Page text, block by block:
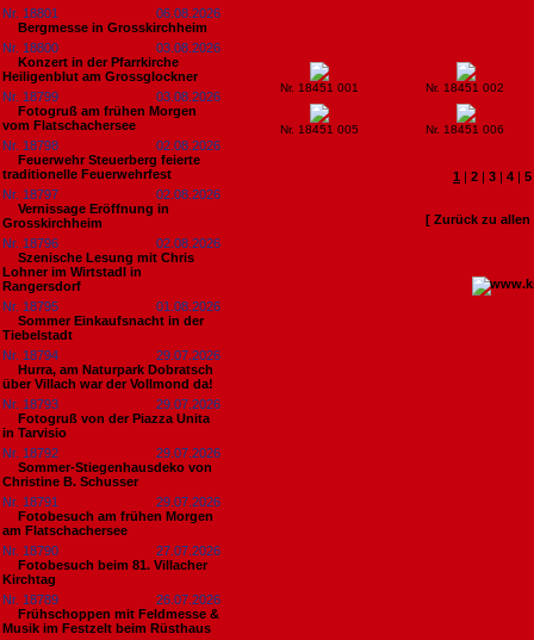
Nr. 18801
06.08.2026
Bergmesse in Grosskirchheim
Nr. 18800
03.08.2026
Konzert in der Pfarrkirche
Heiligenblut am Grossglockner
Nr. 18799
03.08.2026
Fotogruß am frühen Morgen
vom Flatschachersee
Nr. 18798
02.08.2026
Feuerwehr Steuerberg feierte
traditionelle Feuerwehrfest
Nr. 18797
02.08.2026
Vernissage Eröffnung in
Grosskirchheim
Nr. 18796
02.08.2026
Szenische Lesung mit Chris
Lohner im Wirtstadl in
Rangersdorf
Nr. 18795
01.08.2026
Sommer Einkaufsnacht in der
Tiebelstadt
Nr. 18794
29.07.2026
Hurra, am Naturpark Dobratsch
über Villach war der Vollmond da!
Nr. 18793
29.07.2026
Fotogruß von der Piazza Unita
in Tarvisio
Nr. 18792
29.07.2026
Sommer-Stiegenhausdeko von
Christine B. Schusser
Nr. 18791
29.07.2026
Fotobesuch am frühen Morgen
am Flatschachersee
Nr. 18790
27.07.2026
Fotobesuch beim 81. Villacher
Kirchtag
Nr. 18789
26.07.2026
Frühschoppen mit Feldmesse &
Musik im Festzelt beim Rüsthaus
Nr. 18451 001 Nr. 18451 002
Nr. 18451 005 Nr. 18451 006
1 | 2 | 3 | 4 | 5
[ Zurück zu